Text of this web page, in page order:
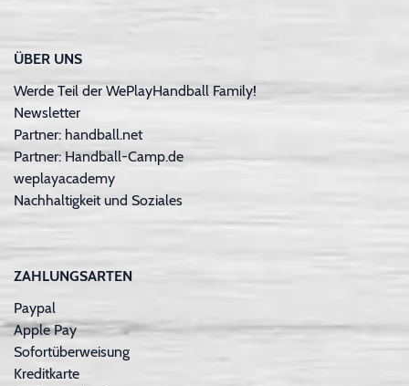
ÜBER UNS
Werde Teil der WePlayHandball Family!
Newsletter
Partner: handball.net
Partner: Handball-Camp.de
weplayacademy
Nachhaltigkeit und Soziales
ZAHLUNGSARTEN
Paypal
Apple Pay
Sofortüberweisung
Kreditkarte